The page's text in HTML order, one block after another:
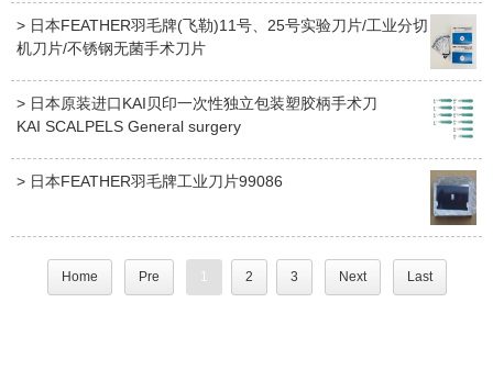
> 日本FEATHER羽毛牌(飞勒)11号、25号实验刀片/工业分切
机刀片/不锈钢无菌手术刀片
> 日本原装进口KAI贝印一次性独立包装塑胶柄手术刀
KAI SCALPELS General surgery
> 日本FEATHER羽毛牌工业刀片99086
Home Pre 1 2 3 Next Last